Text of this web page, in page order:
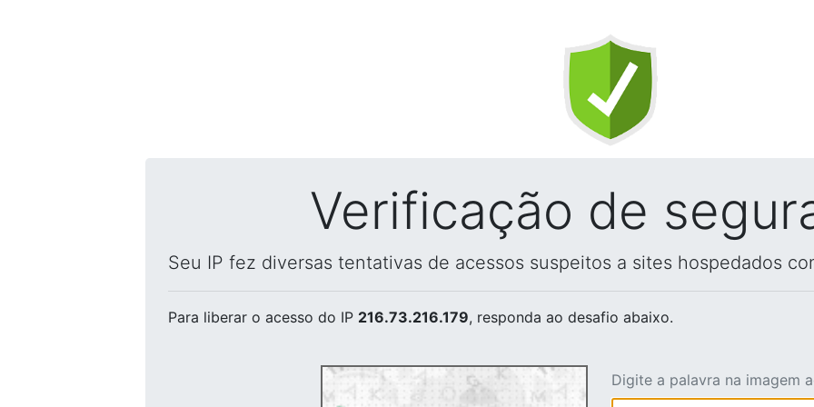
Verificação de
Seu IP fez diversas tentativas de acessos suspeitos a sites hospedados
Para liberar o acesso do IP 216.73.216.179, responda ao desafio abaixo.
Digite a palavra na imagem